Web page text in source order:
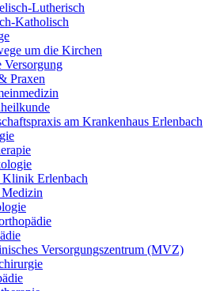
Lutherisch
Katholisch
um die Kirchen
Versorgung
Praxen
am Krankenhaus Erlenbach
Erlenbach
Versorgungszentrum (MVZ)